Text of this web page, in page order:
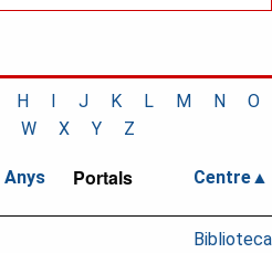
H I J K L M N
O
W X Y Z
Anys Portals Centre
Biblioteca